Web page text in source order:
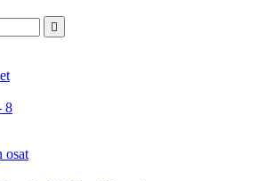

8
osat